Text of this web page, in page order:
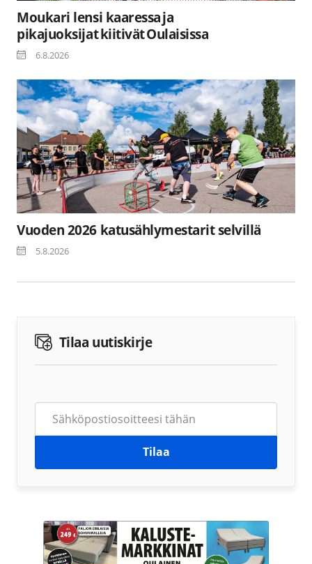
Moukari lensi kaaressa ja
pikajuoksijat kiitivät Oulaisissa
6.8.2026
Vuoden 2026 katusählymestarit selvillä
5.8.2026
Tilaa uutiskirje
Tilaa